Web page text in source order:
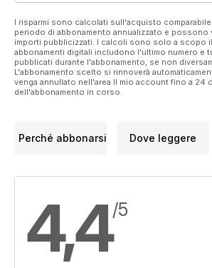
I risparmi sono calcolati sull'acquisto
periodo di abbonamento annualizzato e possono
importi pubblicizzati. I calcoli sono solo a scopo
abbonamenti digitali includono l'ultimo numero e
pubblicati durante l'abbonamento, se non
L'abbonamento scelto si rinnoverà
venga annullato nell'area Il mio account fino a 24
dell'abbonamento in corso.
Perché abbonarsi Dove leggere
4,4/5